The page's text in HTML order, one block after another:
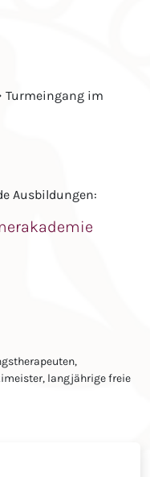
Turmeingang im
Ausbildungen:
langjährige freie